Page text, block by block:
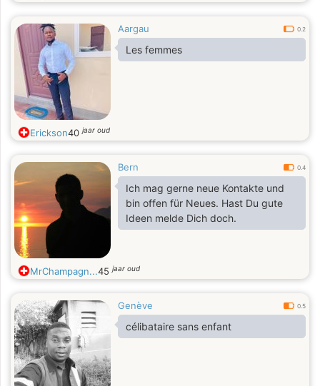
Aargau 0.2
Les femmes
Erickson40jaar oud
Bern 0.4
Ich mag gerne neue Kontakte und
bin offen für Neues. Hast Du gute
Ideen melde Dich doch.
MrChampagn...45jaar oud
Genève 0.5
célibataire sans enfant